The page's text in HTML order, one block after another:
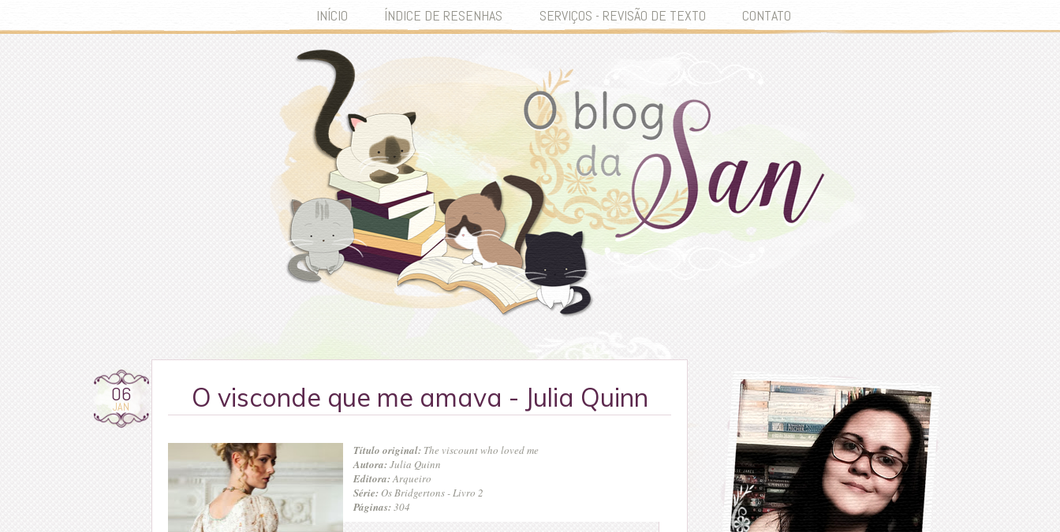
INÍCIO ÍNDICE DE RESENHAS SERVIÇOS - REVISÃO DE TEXTO CONTATO
06
JAN O visconde que me amava - Julia Quinn
Título original: The viscount who loved me
Autora:Julia Quinn
Editora:Arqueiro
Série: Os Bridgertons - Livro 2
Páginas: 304